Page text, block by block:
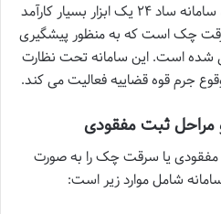
در کنار اقدامات قانونی ذکر شده، سامانه ساد ۲۴ یک ابزار بسیار کارآمد
چک است که به منظور پیشگیری
شده است. این سامانه تحت نظارت
جرم قوه قضاییه فعالیت می کند.
فوری مفقودی یا سرقت چک را به صورت
شامل موارد زیر است: